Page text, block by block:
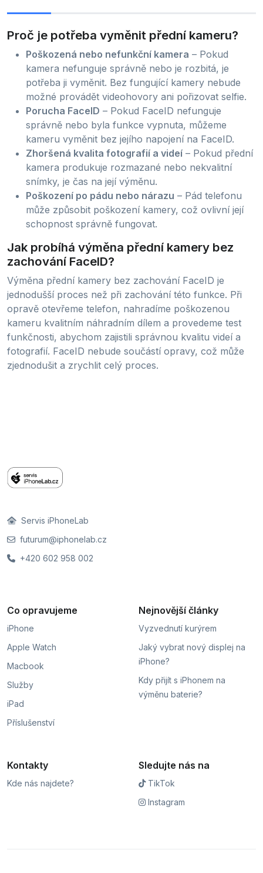
Proč je potřeba vyměnit přední kameru?
Poškozená nebo nefunkční kamera – Pokud
kamera nefunguje správně nebo je rozbitá, je
potřeba ji vyměnit. Bez fungující kamery nebude
možné provádět videohovory ani pořizovat selfie.
Porucha FaceID – Pokud FaceID nefunguje
správně nebo byla funkce vypnuta, můžeme
kameru vyměnit bez jejího napojení na FaceID.
Zhoršená kvalita fotografií a videí – Pokud přední
kamera produkuje rozmazané nebo nekvalitní
snímky, je čas na její výměnu.
Poškození po pádu nebo nárazu – Pád telefonu
může způsobit poškození kamery, což ovlivní její
schopnost správně fungovat.
Jak probíhá výměna přední kamery bez
zachování FaceID?
Výměna přední kamery bez zachování FaceID je
jednodušší proces než při zachování této funkce. Při
opravě otevřeme telefon, nahradíme poškozenou
kameru kvalitním náhradním dílem a provedeme test
funkčnosti, abychom zajistili správnou kvalitu videí a
fotografií. FaceID nebude součástí opravy, což může
zjednodušit a zrychlit celý proces.
Servis iPhoneLab
futurum@iphonelab.cz
+420 602 958 002
Co opravujeme
iPhone
Apple Watch
Macbook
Služby
iPad
Příslušenství
Nejnovější články
Vyzvednutí kurýrem
Jaký vybrat nový displej na
iPhone?
Kdy přijít s iPhonem na
výměnu baterie?
Kontakty
Kde nás najdete?
Sledujte nás na
TikTok
Instagram